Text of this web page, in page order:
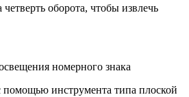
оборота, чтобы извлечь
номерного знака
помощью инструмента типа плоской